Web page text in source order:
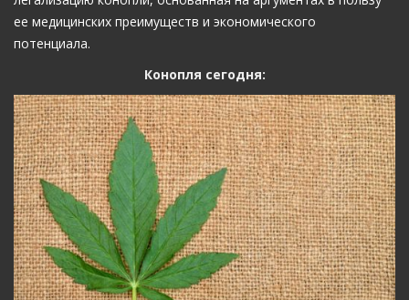
ее медицинских преимуществ и экономического
потенциала.
Конопля сегодня: